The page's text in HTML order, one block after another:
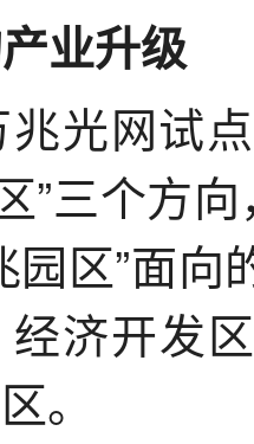
业升级
兆光网试
”三个方
园区”面
济开发
。